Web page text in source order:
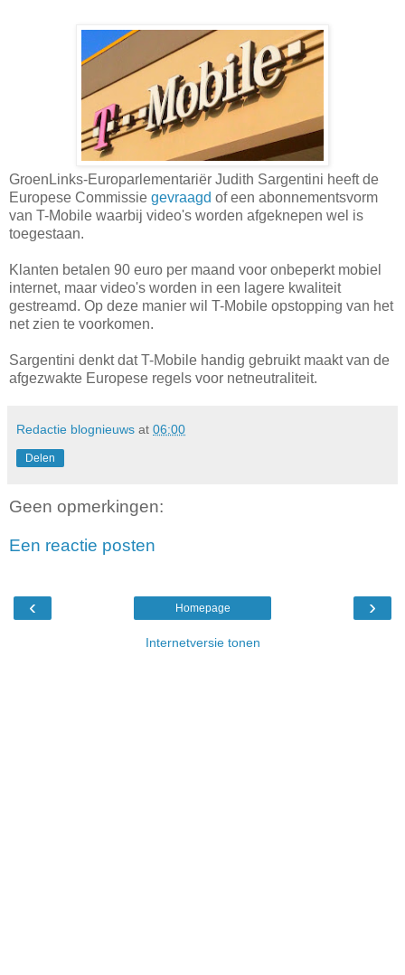
GroenLinks-Europarlementariër Judith Sargentini heeft de
Europese Commissie gevraagd of een abonnementsvorm
van T-Mobile waarbij video's worden afgeknepen wel is
toegestaan.
Klanten betalen 90 euro per maand voor onbeperkt mobiel
internet, maar video's worden in een lagere kwaliteit
gestreamd. Op deze manier wil T-Mobile opstopping van het
net zien te voorkomen.
Sargentini denkt dat T-Mobile handig gebruikt maakt van de
afgezwakte Europese regels voor netneutraliteit.
Redactie blognieuws at 06:00
Delen
Geen opmerkingen:
Een reactie posten
‹ ›
Homepage
Internetversie tonen